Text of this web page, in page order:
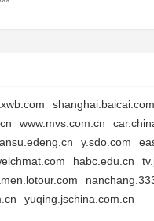
shanghai.baicai.com
www.mvs.com.cn
y.sdo.com
habc.edu.cn
yuqing.jschina.com.cn